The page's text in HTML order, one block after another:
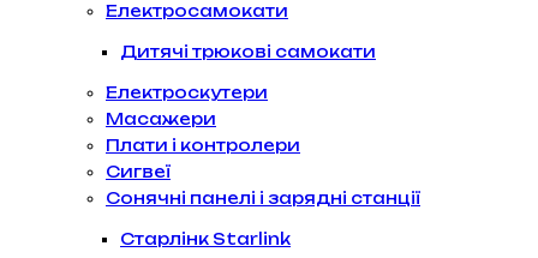
Електросамокати
Дитячі трюкові самокати
Електроскутери
Масажери
Плати і контролери
Сигвеї
Сонячні панелі і зарядні станції
Старлінк Starlink